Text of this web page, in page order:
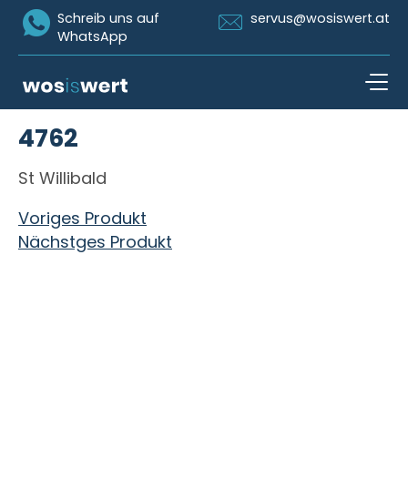
Icon Whatsapp
Schreib uns auf
WhatsApp
Icon Email
servus@wosiswert.at
4762
St Willibald
Beitragsnavigation
Voriges Produkt
Nächstges Produkt